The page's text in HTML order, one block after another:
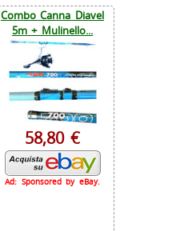
Combo Canna Diavel
5m + Mulinello...
58,80 €
Ad: Sponsored by eBay.